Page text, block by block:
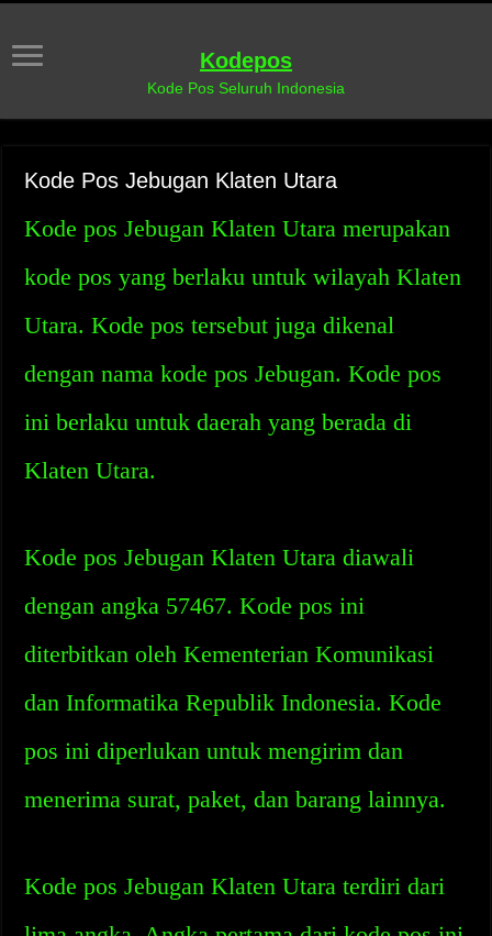
Kodepos
Kode Pos Seluruh Indonesia
Kode Pos Jebugan Klaten Utara
Kode pos Jebugan Klaten Utara merupakan
kode pos yang berlaku untuk wilayah Klaten
Utara. Kode pos tersebut juga dikenal
dengan nama kode pos Jebugan. Kode pos
ini berlaku untuk daerah yang berada di
Klaten Utara.
Kode pos Jebugan Klaten Utara diawali
dengan angka 57467. Kode pos ini
diterbitkan oleh Kementerian Komunikasi
dan Informatika Republik Indonesia. Kode
pos ini diperlukan untuk mengirim dan
menerima surat, paket, dan barang lainnya.
Kode pos Jebugan Klaten Utara terdiri dari